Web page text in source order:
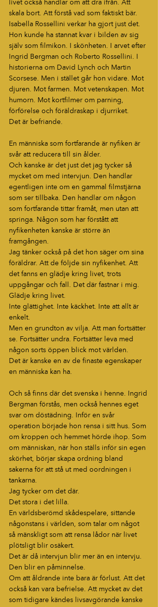
livet också handlar om att dra ifrån. Att
skala bort. Att förstå vad som faktiskt bär.
Isabella Rossellini verkar ha gjort just det.
Hon kunde ha stannat kvar i bilden av sig
själv som filmikon. I skönheten. I arvet efter
Ingrid Bergman och Roberto Rossellini. I
historierna om David Lynch och Martin
Scorsese. Men i stället går hon vidare. Mot
djuren. Mot farmen. Mot vetenskapen. Mot
humorn. Mot kortfilmer om parning,
förförelse och föräldraskap i djurriket.
Det är befriande.
En människa som fortfarande är nyfiken är
svår att reducera till sin ålder.
Och kanske är det just det jag tycker så
mycket om med intervjun. Den handlar
egentligen inte om en gammal filmstjärna
som ser tillbaka. Den handlar om någon
som fortfarande tittar framåt, men utan att
springa. Någon som har förstått att
nyfikenheten kanske är större än
framgången.
Jag tänker också på det hon säger om sina
föräldrar. Att de följde sin nyfikenhet. Att
det fanns en glädje kring livet, trots
uppgångar och fall. Det där fastnar i mig.
Glädje kring livet.
Inte glättighet. Inte käckhet. Inte att allt är
enkelt.
Men en grundton av vilja. Att man fortsätter
se. Fortsätter undra. Fortsätter leva med
någon sorts öppen blick mot världen.
Det är kanske en av de finaste egenskaper
en människa kan ha.
Och så finns där det svenska i henne. Ingrid
Bergman förstås, men också hennes eget
svar om döstädning. Inför en svår
operation började hon rensa i sitt hus. Som
om kroppen och hemmet hörde ihop. Som
om människan, när hon ställs inför sin egen
skörhet, börjar skapa ordning bland
sakerna för att stå ut med oordningen i
tankarna.
Jag tycker om det där.
Det stora i det lilla.
En världsberömd skådespelare, sittande
någonstans i världen, som talar om något
så mänskligt som att rensa lådor när livet
plötsligt blir osäkert.
Det är då intervjun blir mer än en intervju.
Den blir en påminnelse.
Om att åldrande inte bara är förlust. Att det
också kan vara befrielse. Att mycket av det
som tidigare kändes livsavgörande kanske